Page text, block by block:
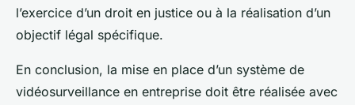
l’exercice d’un droit en justice ou à la réalisation d’un
objectif légal spécifique.
En conclusion, la mise en place d’un système de
vidéosurveillance en entreprise doit être réalisée avec